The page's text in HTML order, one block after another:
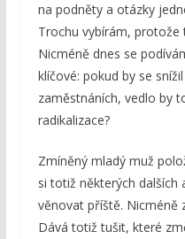
na podněty a otázky
Trochu vybírám,
Nicméně dnes se
klíčové: pokud by se
zaměstnáních, vedlo by
radikalizace?
Zmíněný mladý muž
si totiž některých dalších
věnovat příště. Nicméně
Dává totiž tušit, které